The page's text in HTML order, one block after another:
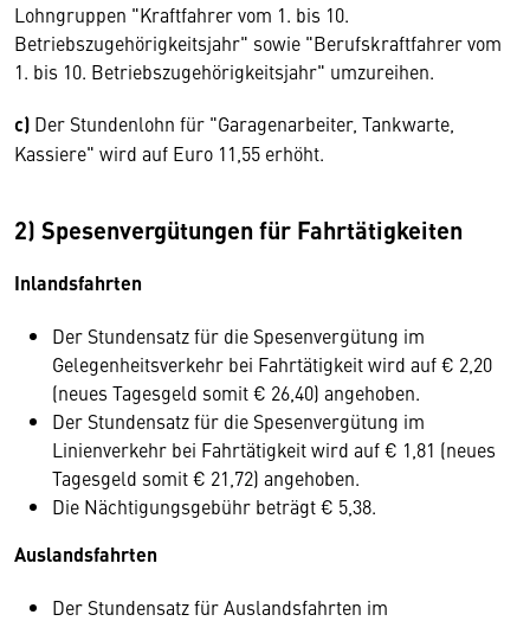
Lohngruppen "Kraftfahrer vom 1. bis 10.
Betriebszugehörigkeitsjahr" sowie "Berufskraftfahrer vom
1. bis 10. Betriebszugehörigkeitsjahr" umzureihen.
c) Der Stundenlohn für "Garagenarbeiter, Tankwarte,
Kassiere" wird auf Euro 11,55 erhöht.
2) Spesenvergütungen für Fahrtätigkeiten
Inlandsfahrten
Der Stundensatz für die Spesenvergütung im
Gelegenheitsverkehr bei Fahrtätigkeit wird auf € 2,20
(neues Tagesgeld somit € 26,40) angehoben.
Der Stundensatz für die Spesenvergütung im
Linienverkehr bei Fahrtätigkeit wird auf € 1,81 (neues
Tagesgeld somit € 21,72) angehoben.
Die Nächtigungsgebühr beträgt € 5,38.
Auslandsfahrten
Der Stundensatz für Auslandsfahrten im